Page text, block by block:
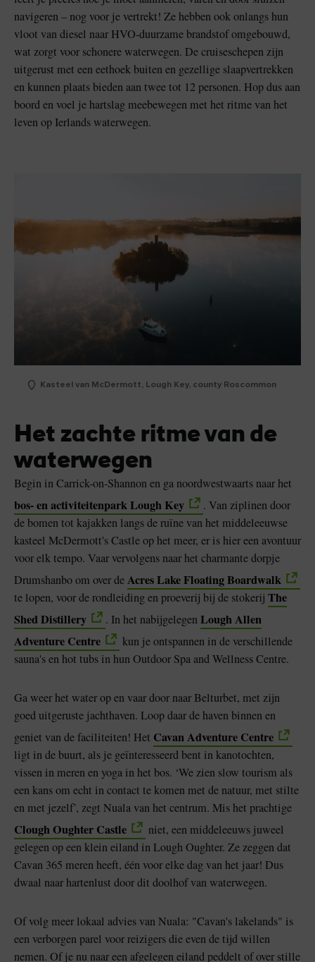
navigeren – nog voor je vertrekt! Ze hebben ook onlangs hun
vloot van diesel naar HVO-duurzame brandstof omgebouwd,
wat zorgt voor schonere waterwegen. De cruiseschepen zijn
uitgerust met een eethoek buiten en gezellige slaapvertrekken
en kunnen plaats bieden aan twee tot 12 personen. Hop dus aan
boord en voel je hartslag meebewegen met het ritme van het
leven op Ierlands waterwegen.
Kasteel van McDermott, Lough Key, county Roscommon
Het zachte ritme van de
waterwegen
Begin in Carrick-on-Shannon en ga noordwestwaarts naar het
bos- en activiteitenpark Lough Key
. Van ziplinen door
de bomen tot kajakken langs de ruïne van het middeleeuwse
kasteel McDermott's Castle op het meer, er is hier een avontuur
voor elk tempo. Vaar vervolgens naar het charmante dorpje
Drumshanbo om over deAcres Lake Floating Boardwalk
te lopen, voor de rondleiding en proeverij bij de stokerij The
Shed Distillery
. In het nabijgelegenLough Allen
Adventure Centre
kun je ontspannen in de verschillende
sauna's en hot tubs in hun Outdoor Spa and Wellness Centre.
Ga weer het water op en vaar door naar Belturbet, met zijn
goed uitgeruste jachthaven. Loop daar de haven binnen en
geniet van de faciliteiten! Het Cavan Adventure Centre
ligt in de buurt, als je geïnteresseerd bent in kanotochten,
vissen in meren en yoga in het bos. ‘We zien slow tourism als
een kans om echt in contact te komen met de natuur, met stilte
en met jezelf’, zegt Nuala van het centrum. Mis het prachtige
Clough Oughter Castle
niet, een middeleeuws juweel
gelegen op een klein eiland in Lough Oughter. Ze zeggen dat
Cavan 365 meren heeft, één voor elke dag van het jaar! Dus
dwaal naar hartenlust door dit doolhof van waterwegen.
Of volg meer lokaal advies van Nuala: "Cavan's lakelands" is
een verborgen parel voor reizigers die even de tijd willen
nemen. Of je nu naar een afgelegen eiland peddelt of over stille